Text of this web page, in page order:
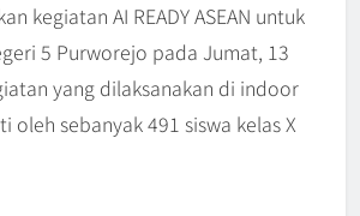
kegiatan AI READY ASEAN untuk
5 Purworejo pada Jumat, 13
yang dilaksanakan di indoor
oleh sebanyak 491 siswa kelas X